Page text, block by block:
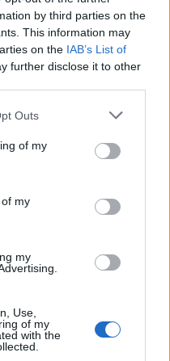
by third parties on the
This information may
on the IAB’s List of
further disclose it to other
Outs
of my
my
my
Use,
of my
with the
mimo iż
5
kiedy przyjęłam
?
dla rodziny i
odstawieniu
antykoncepcyjne 3
regularne,
zauważyłam
oraz pieczenie
Kiedy u Was po
i
Też miałyście
dla rodziny i